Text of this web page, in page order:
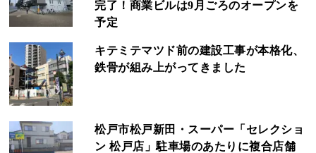
完了！商業ビルは9月ごろのオープンを
予定
キテミテマツド前の建設工事が本格化、
鉄骨が組み上がってきました
松戸市松戸新田・スーパー「セレクショ
ン 松戸店」駐車場のあたりに複合店舗